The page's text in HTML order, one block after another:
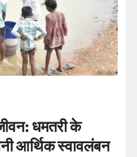
धमतरी के
आर्थिक स्वावलंबन